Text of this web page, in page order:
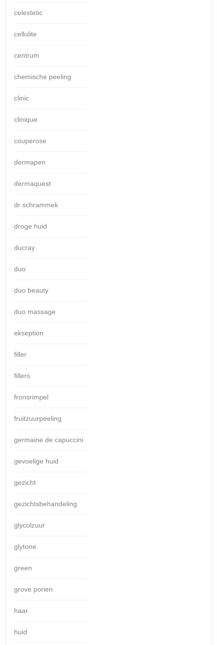
celestetic
cellulite
centrum
chemische peeling
clinic
clinique
couperose
dermapen
dermaquest
dr schrammek
droge huid
ducray
duo
duo beauty
duo massage
ekseption
filler
fillers
fronsrimpel
fruitzuurpeeling
germaine de capuccini
gevoelige huid
gezicht
gezichtsbehandeling
glycolzuur
glytone
green
grove porien
haar
huid